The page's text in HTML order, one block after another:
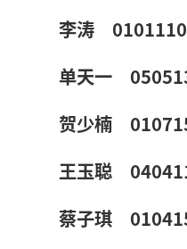
李涛
单天一
贺少楠
王玉聪
蔡子琪